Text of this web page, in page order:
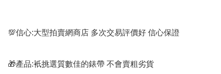
💯信心:大型拍賣網商店 多次交易評價好 信心保證
🎁產品:衹挑選質數佳的錶帶 不會賣粗劣貨